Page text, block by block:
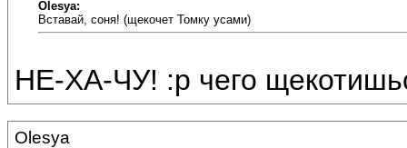
Olesya:
Вставай, соня! (щекочет Томку усами)
НЕ-ХА-ЧУ! :p чего
Olesya